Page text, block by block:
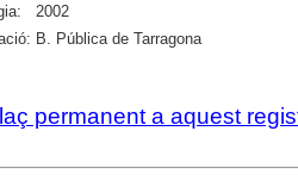
2002
B. Pública de Tarragona
permanent a aquest